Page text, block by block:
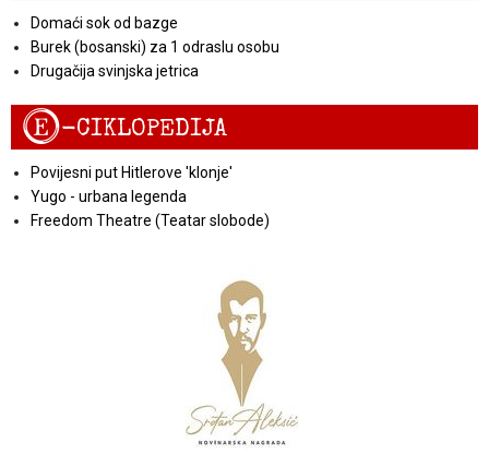
Domaći sok od bazge
Burek (bosanski) za 1 odraslu osobu
Drugačija svinjska jetrica
E-CIKLOPEDIJA
Povijesni put Hitlerove 'klonje'
Yugo - urbana legenda
Freedom Theatre (Teatar slobode)